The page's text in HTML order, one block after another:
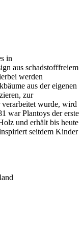
in
aus schadstofffreiem
werden
aus der eigenen
zur
wurde, wird
war Plantoys der erste
und erhält bis heute
seitdem Kinder